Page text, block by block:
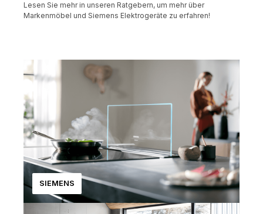
Lesen Sie mehr in unseren Ratgebern, um mehr über
Markenmöbel und Siemens Elektrogeräte zu erfahren!
SIEMENS